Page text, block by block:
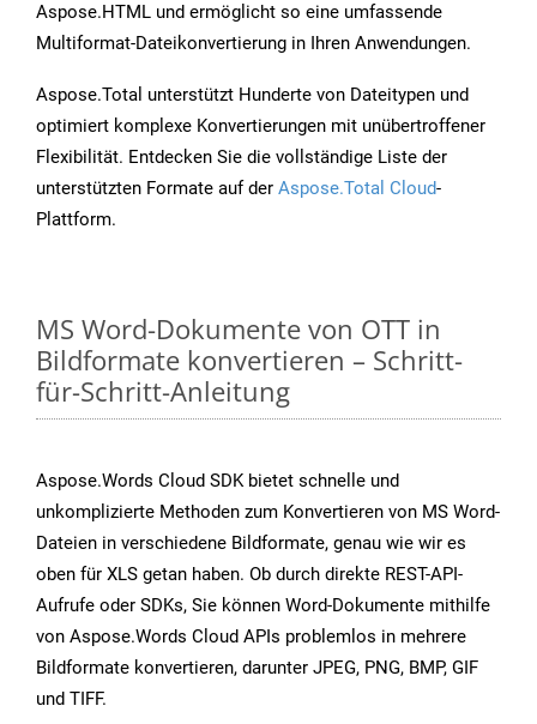
Aspose.HTML und ermöglicht so eine umfassende
Multiformat-Dateikonvertierung in Ihren Anwendungen.
Aspose.Total unterstützt Hunderte von Dateitypen und
optimiert komplexe Konvertierungen mit unübertroffener
Flexibilität. Entdecken Sie die vollständige Liste der
unterstützten Formate auf der Aspose.Total Cloud-
Plattform.
MS Word-Dokumente von OTT in
Bildformate konvertieren – Schritt-
für-Schritt-Anleitung
Aspose.Words Cloud SDK bietet schnelle und
unkomplizierte Methoden zum Konvertieren von MS Word-
Dateien in verschiedene Bildformate, genau wie wir es
oben für XLS getan haben. Ob durch direkte REST-API-
Aufrufe oder SDKs, Sie können Word-Dokumente mithilfe
von Aspose.Words Cloud APIs problemlos in mehrere
Bildformate konvertieren, darunter JPEG, PNG, BMP, GIF
und TIFF.